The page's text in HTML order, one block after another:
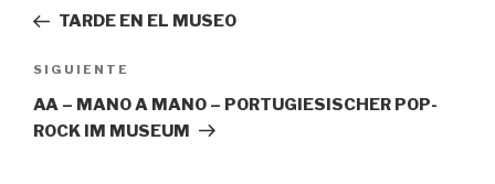
entradas
anterior:
TARDE EN EL MUSEO
Siguiente
entrada
SIGUIENTE
AA – MANO A MANO – PORTUGIESISCHER POP-
ROCK IM MUSEUM